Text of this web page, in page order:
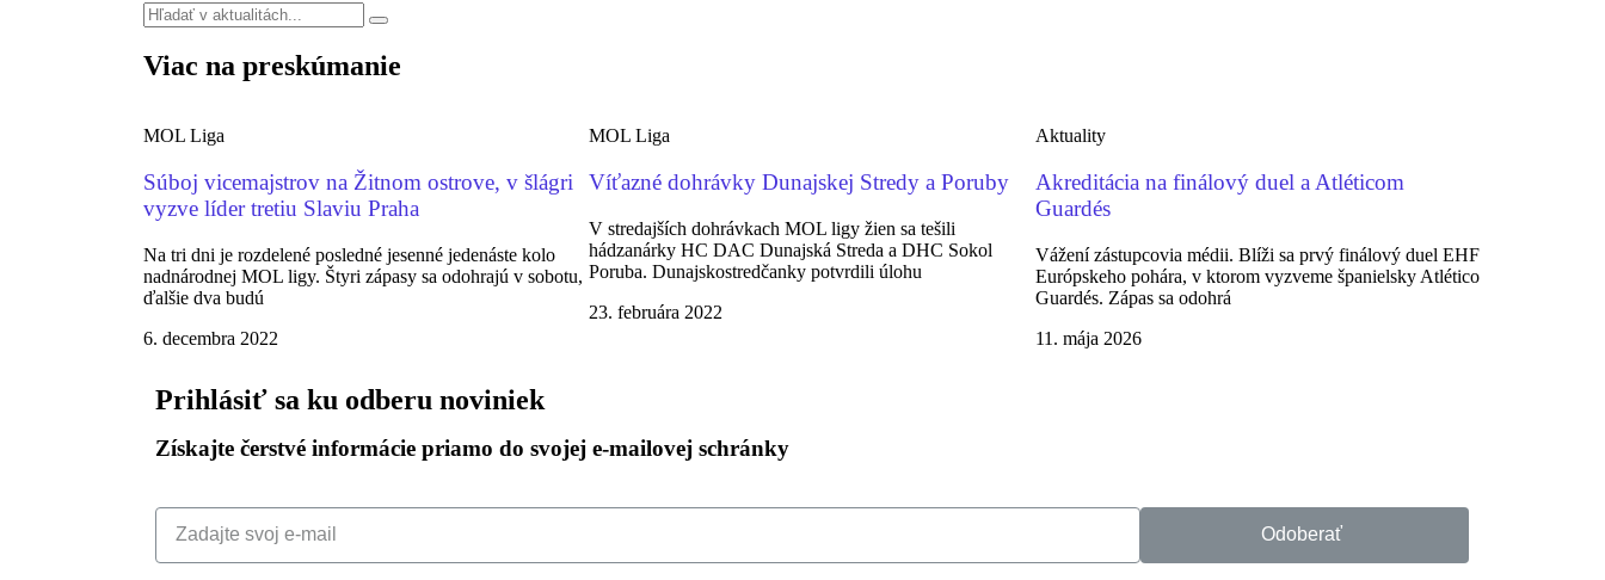
Viac na preskúmanie
MOL Liga
Súboj vicemajstrov na Žitnom ostrove, v šlágri
vyzve líder tretiu Slaviu Praha
Na tri dni je rozdelené posledné jesenné jedenáste kolo
nadnárodnej MOL ligy. Štyri zápasy sa odohrajú v sobotu,
ďalšie dva budú
6. decembra 2022
MOL Liga
Víťazné dohrávky Dunajskej Stredy a Poruby
V stredajších dohrávkach MOL ligy žien sa tešili
hádzanárky HC DAC Dunajská Streda a DHC Sokol
Poruba. Dunajskostredčanky potvrdili úlohu
23. februára 2022
Aktuality
Akreditácia na finálový duel a Atléticom
Guardés
Vážení zástupcovia médii. Blíži sa prvý finálový duel EHF
Európskeho pohára, v ktorom vyzveme španielsky Atlético
Guardés. Zápas sa odohrá
11. mája 2026
Prihlásiť sa ku odberu noviniek
Získajte čerstvé informácie priamo do svojej e-mailovej schránky
Odoberať